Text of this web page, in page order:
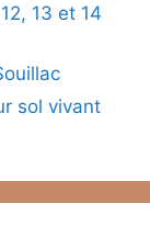
13 et 14
sol vivant